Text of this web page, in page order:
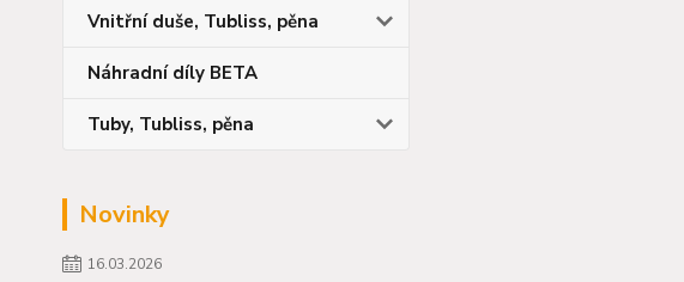
Vnitřní duše, Tubliss, pěna
Náhradní díly BETA
Tuby, Tubliss, pěna
Novinky
16.03.2026